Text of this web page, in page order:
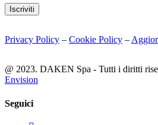
Iscriviti
Privacy Policy – Cookie Policy –
@ 2023. DAKEN Spa - Tutti i diritti
Envision
Seguici